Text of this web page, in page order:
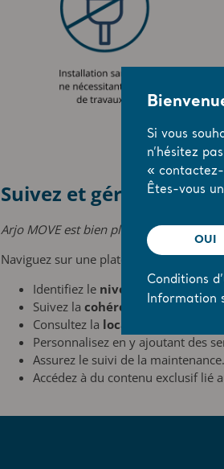
Suivez et gérez vos
Arjo MOVE est bien plus qu’une
Naviguez sur une plateforme web
Identifiez le niveau fonctionnel
Suivez la cohérence
Consultez la localisation
Personnalisez en y ajoutant des
Assurez le suivi de la maintenance.
Accédez à du contenu exclusif lié
Si vous
n’hésitez
« contactez-
Êtes-vous
OUI
Conditions
Information